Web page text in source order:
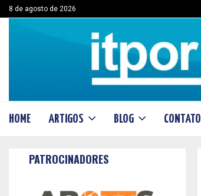
8 de agosto de 2026
HOME ARTIGOS BLOG CONTATO
PATROCINADORES